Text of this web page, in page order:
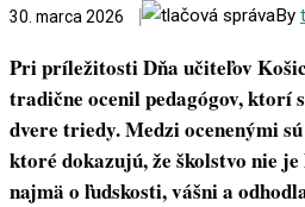
30. marca 2026 By
Pri príležitosti Dňa učiteľov
tradične ocenil pedagógov, ktorí
dvere triedy. Medzi ocenenými
ktoré dokazujú, že školstvo nie
najmä o ľudskosti, vášni a